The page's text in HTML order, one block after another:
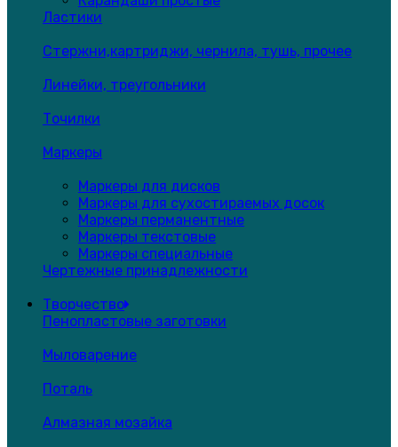
Ластики
Стержни,картриджи, чернила, тушь, прочее
Линейки, треугольники
Точилки
Маркеры
Маркеры для дисков
Маркеры для сухостираемых досок
Маркеры перманентные
Маркеры текстовые
Маркеры специальные
Чертежные принадлежности
Творчество
Пенопластовые заготовки
Мыловарение
Поталь
Алмазная мозайка